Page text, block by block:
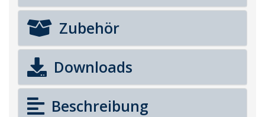
Zubehör
Downloads
Beschreibung